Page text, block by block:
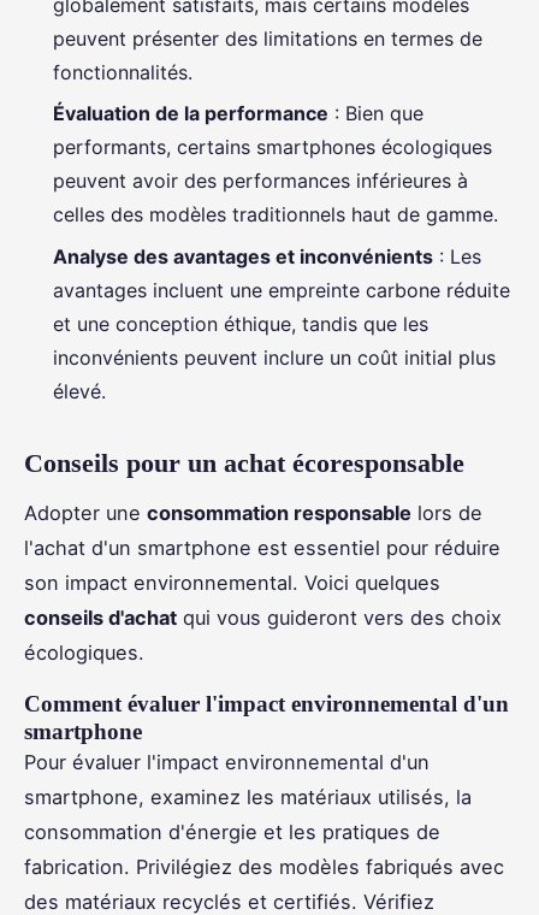
peuvent présenter des limitations en termes de
fonctionnalités.
Évaluation de la performance : Bien que
performants, certains smartphones écologiques
peuvent avoir des performances inférieures à
celles des modèles traditionnels haut de gamme.
Analyse des avantages et inconvénients : Les
avantages incluent une empreinte carbone réduite
et une conception éthique, tandis que les
inconvénients peuvent inclure un coût initial plus
élevé.
Conseils pour un achat écoresponsable
Adopter une consommation responsable lors de
l'achat d'un smartphone est essentiel pour réduire
son impact environnemental. Voici quelques
conseils d'achat qui vous guideront vers des choix
écologiques.
Comment évaluer l'impact environnemental d'un
smartphone
Pour évaluer l'impact environnemental d'un
smartphone, examinez les matériaux utilisés, la
consommation d'énergie et les pratiques de
fabrication. Privilégiez des modèles fabriqués avec
des matériaux recyclés et certifiés. Vérifiez